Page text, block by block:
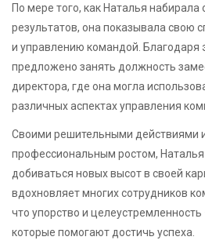
По мере того, как Наталья набирала
результатов, она показывала свою
и управлению командой. Благодаря
предложено занять должность
директора, где она могла
различных аспектах управления
Своими решительными действиями
профессиональным ростом,
добиваться новых высот в своей
вдохновляет многих сотрудников
что упорство и
которые помогают достичь успеха.